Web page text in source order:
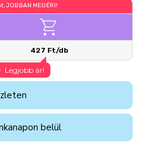
JOBBAN MEGÉRI!
427 Ft/db
Legjobb ár!
belül